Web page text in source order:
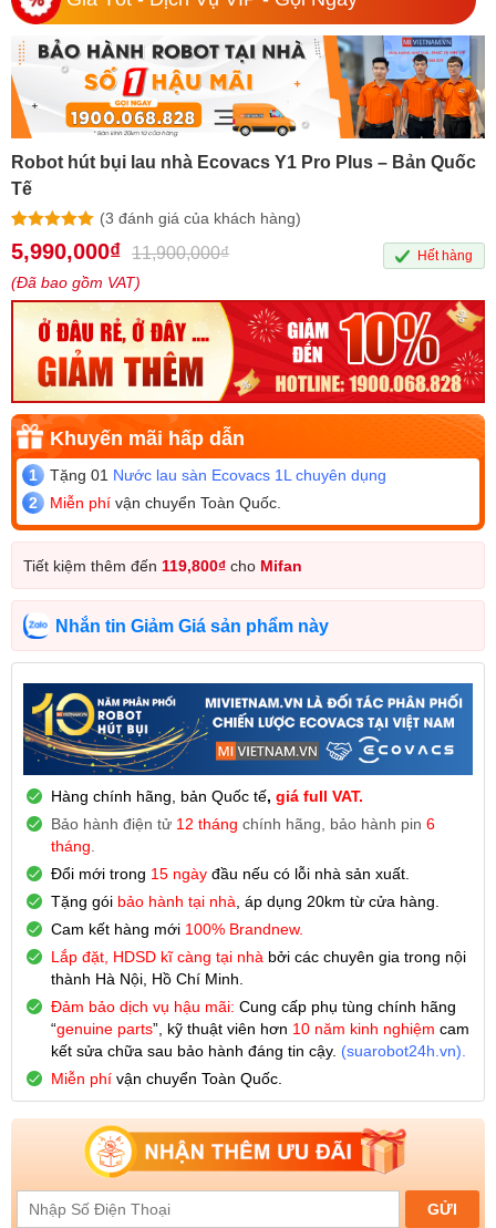
Robot hút bụi lau nhà Ecovacs Y1 Pro Plus – Bản Quốc
Tế
5.00trên 5
dựa trên
3
(3 đánh giá của khách hàng)
5,990,000₫ 11,900,000₫
(Đã bao gồm VAT)
Tặng 01 Nước lau sàn Ecovacs 1L chuyên dụng
Miễn phí vận chuyển Toàn Quốc.
Hết hàng
Tiết kiệm thêm đến 119,800₫ cho Mifan
Nhắn tin Giảm Giá sản phẩm này
Hàng chính hãng, bản Quốc tế, giá full VAT.
Bảo hành điện tử 12 tháng chính hãng, bảo hành pin 6
tháng
Đổi mới trong 15 ngày đầu nếu có lỗi nhà sản xuất.
Tặng gói bảo hành tại nhà , áp dụng 20km từ cửa hàng.
Cam kết hàng mới 100% Brandnew.
Lắp đặt, HDSD kĩ càng tại nhà bởi các chuyên gia trong nội
thành Hà Nội, Hồ Chí Minh.
Đảm bảo dịch vụ hậu mãi: Cung cấp phụ tùng chính hãng
“genuine parts”, kỹ thuật viên hơn 10 năm kinh nghiệm cam
kết sửa chữa sau bảo hành đáng tin cậy. (suarobot24h.vn).
Miễn phí vận chuyển Toàn Quốc.